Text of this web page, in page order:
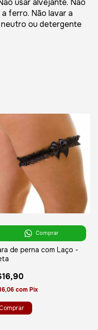
usar alvejante. Não
ferro. Não lavar a
ou detergente
Comprar
de perna com Laço -
com Pix